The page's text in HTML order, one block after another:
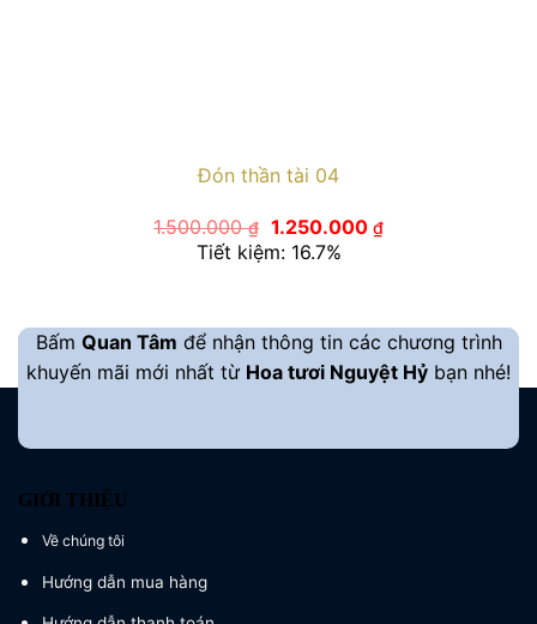
Đón thần tài 04
1.500.000₫ Giá
gốc
là:
1.250.000 ₫Giá
hiện
Tiết kiệm: 16.7%
Bấm Quan Tâm để nhận thông tin các chương trình
khuyến mãi mới nhất từ Hoa tươi Nguyệt Hỷ bạn nhé!
GIỚI THIỆU
Về chúng tôi
Hướng dẫn mua hàng